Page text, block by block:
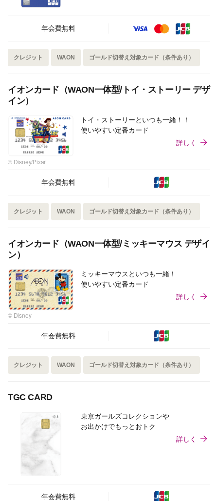
年会費無料
クレジット WAON ゴールド切替え対象カード（条件あり）
イオンカード（WAON一体型/トイ・ストーリー デザ
イン）
© Disney/Pixar
トイ・ストーリーといつも一緒！！
使いやすい定番カード
詳しく
年会費無料
クレジット WAON ゴールド切替え対象カード（条件あり）
イオンカード（WAON一体型/ミッキーマウス デザイ
ン）
© Disney
ミッキーマウスといつも一緒！
使いやすい定番カード
詳しく
年会費無料
クレジット WAON ゴールド切替え対象カード（条件あり）
TGC CARD
東京ガールズコレクションや
お出かけでもっとおトク
詳しく
年会費無料